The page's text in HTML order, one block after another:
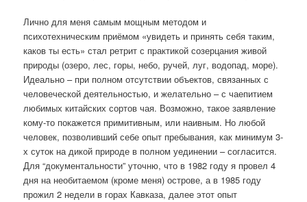
Лично для меня самым мощным методом и
психотехническим приёмом «увидеть и принять себя таким,
каков ты есть» стал ретрит с практикой созерцания живой
природы (озеро, лес, горы, небо, ручей, луг, водопад, море).
Идеально – при полном отсутствии объектов, связанных с
человеческой деятельностью, и желательно – с чаепитием
любимых китайских сортов чая. Возможно, такое заявление
кому-то покажется примитивным, или наивным. Но любой
человек, позволивший себе опыт пребывания, как минимум 3-
х суток на дикой природе в полном уединении – согласится.
Для “документальности” уточню, что в 1982 году я провел 4
дня на необитаемом (кроме меня) острове, а в 1985 году
прожил 2 недели в горах Кавказа, далее этот опыт